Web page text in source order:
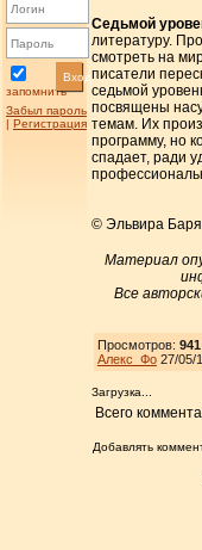
запомнить
Вход
Забыл пароль
| Регистрация
Седьмой
литературу.
смотреть на
писатели
седьмой
посвящены
темам. Их
программу, но
спадает, ради
© Эльвира
Материал
Все
Просмотров: 941
Алекс_Фо27/05/
Загрузка...
Всего
Добавлять